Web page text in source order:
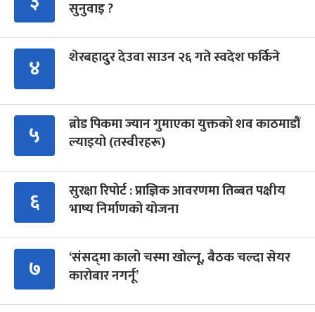
सुनुवाइ ?
४ शेरबहादुर देउवा साउन २६ गते स्वदेश फर्किने
५
ब्रोड पिकमा ज्यान गुमाएका युक्तको शव काठमाडौं
ल्याइयो (तस्वीरहरू)
६
सुरक्षा रिपोर्ट : प्राज्ञिक आवरणमा तिब्बत पक्षीय
भाष्य निर्माणको योजना
७
‘संसद्‍मा कालो चस्मा खोल्नू, बैठक चल्दा सेयर
कारोबार नगर्नू’